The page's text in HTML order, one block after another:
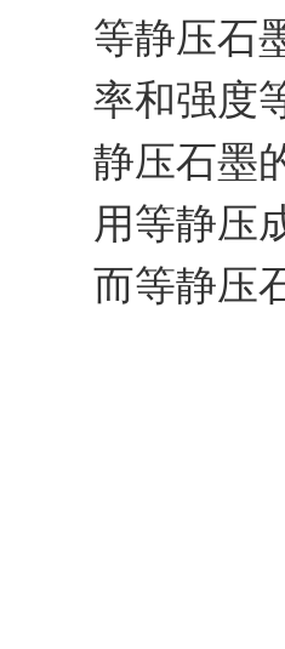
等静压石
率和强度
静压石墨
用等静压
而等静压